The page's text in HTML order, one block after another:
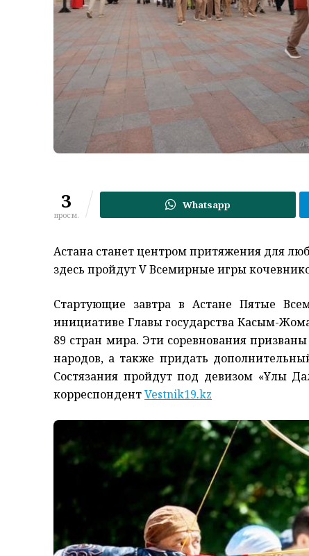
3
просм.
Whatsapp
Астана станет центром притяжения для
здесь пройдут V Всемирные игры
Стартующие завтра в Астане Пятые
инициативе Главы государства Касым-
89 стран мира. Эти соревнования
народов, а также придать
Состязания пройдут под девизом «Ұлы
корреспондентVestnik19.kz